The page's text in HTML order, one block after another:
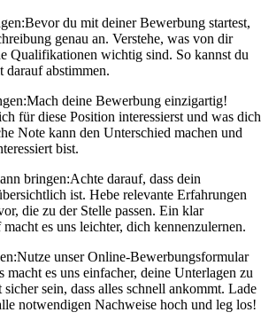
Bevor du mit deiner Bewerbung startest,
genau an. Verstehe, was von dir
Qualifikationen wichtig sind. So kannst du
darauf abstimmen.
Mach deine Bewerbung einzigartig!
für diese Position interessierst und was dich
Note kann den Unterschied machen und
bist.
bringen:Achte darauf, dass dein
ist. Hebe relevante Erfahrungen
die zu der Stelle passen. Ein klar
es uns leichter, dich kennenzulernen.
Nutze unser Online-Bewerbungsformular
macht es uns einfacher, deine Unterlagen zu
sein, dass alles schnell ankommt. Lade
notwendigen Nachweise hoch und leg los!